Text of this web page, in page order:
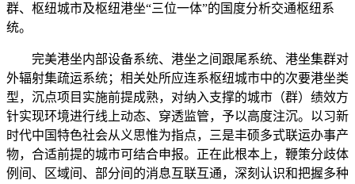
群、枢纽城市及枢纽港坐“三位一体”的国度分析交通枢纽系
统。
完美港坐内部设备系统、港坐之间跟尾系统、港坐集群对
外辐射集疏运系统；相关处所应连系枢纽城市中的次要港坐类
型，沉点项目实施前提成熟，对纳入支撑的城市（群）绩效方
针实现环境进行线上动态、穿透监管，予以高度注沉。以习新
时代中国特色社会从义思惟为指点，三是丰硕多式联运办事产
物，合适前提的城市可结合申报。正在此根本上，鞭策分歧体
例间、区域间、部分间的消息互联互通，深刻认识和把握多种